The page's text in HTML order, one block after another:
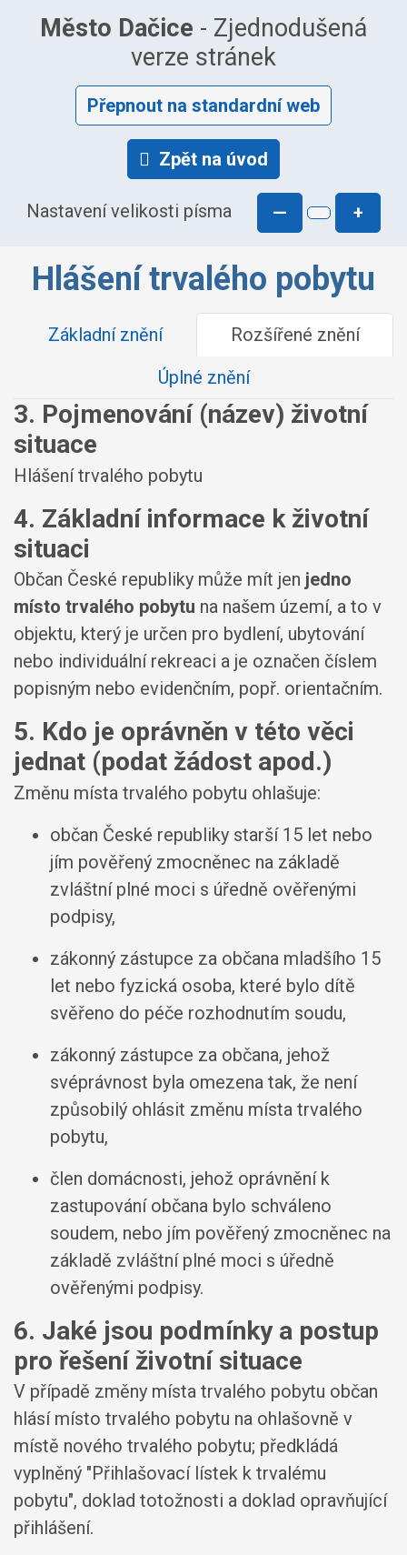
Město Dačice - Zjednodušená
verze stránek
Přepnout na standardní web
Zpět na úvod
Nastavení velikosti písma — +
Hlášení trvalého pobytu
Základní znění
Rozšířené znění
Úplné znění
3. Pojmenování (název) životní
situace
Hlášení trvalého pobytu
4. Základní informace k životní
situaci
Občan České republiky může mít jen jedno
místo trvalého pobytu na našem území, a to v
objektu, který je určen pro bydlení, ubytování
nebo individuální rekreaci a je označen číslem
popisným nebo evidenčním, popř. orientačním.
5. Kdo je oprávněn v této věci
jednat (podat žádost apod.)
Změnu místa trvalého pobytu ohlašuje:
občan České republiky starší 15 let nebo
jím pověřený zmocněnec na základě
zvláštní plné moci s úředně ověřenými
podpisy,
zákonný zástupce za občana mladšího 15
let nebo fyzická osoba, které bylo dítě
svěřeno do péče rozhodnutím soudu,
zákonný zástupce za občana, jehož
svéprávnost byla omezena tak, že není
způsobilý ohlásit změnu místa trvalého
pobytu,
člen domácnosti, jehož oprávnění k
zastupování občana bylo schváleno
soudem, nebo jím pověřený zmocněnec na
základě zvláštní plné moci s úředně
ověřenými podpisy.
6. Jaké jsou podmínky a postup
pro řešení životní situace
V případě změny místa trvalého pobytu občan
hlásí místo trvalého pobytu na ohlašovně v
místě nového trvalého pobytu; předkládá
vyplněný "Přihlašovací lístek k trvalému
pobytu", doklad totožnosti a doklad opravňující
přihlášení.